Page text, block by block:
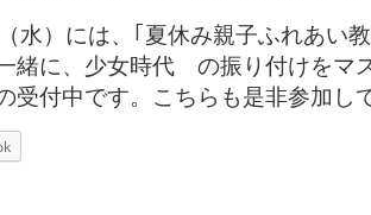
水）には、｢夏休み親子ふれあい
緒に、少女時代 の振り付けをマ
受付中です。こちらも是非参加し